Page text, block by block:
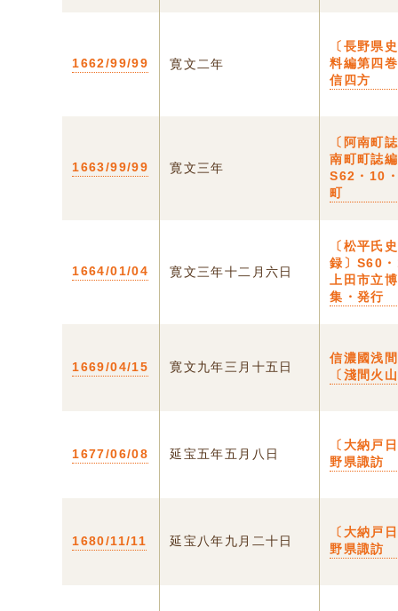
1662/99/99 寛文二年
〔長野県
料編第四
信四方
1663/99/99 寛文三年
〔阿南町
南町町誌
S62・10
町
1664/01/04 寛文三年十二月六日
〔松平氏
録〕S60
上田市立
集・発行
1669/04/15 寛文九年三月十五日
信濃國浅
〔淺間火
1677/06/08 延宝五年五月八日
〔大納戸
野県諏訪
1680/11/11 延宝八年九月二十日
〔大納戸
野県諏訪